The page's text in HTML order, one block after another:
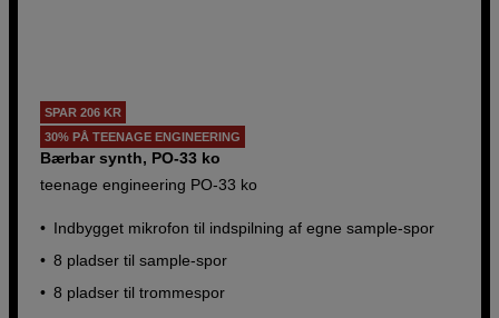
SPAR 206 KR
30% PÅ TEENAGE ENGINEERING
Bærbar synth, PO-33 ko
teenage engineering PO-33 ko
Indbygget mikrofon til indspilning af egne sample-spor
8 pladser til sample-spor
8 pladser til trommespor